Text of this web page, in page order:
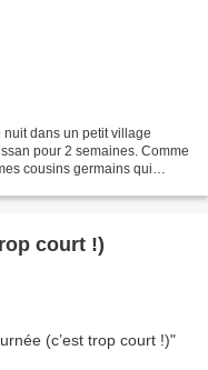
dans un petit village
pour 2 semaines. Comme
cousins germains qui
court !)